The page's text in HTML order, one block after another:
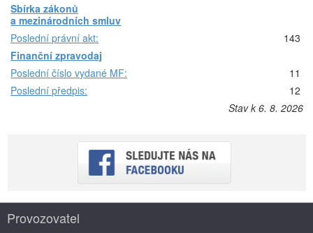
Sbírka zákonů
a mezinárodních smluv
Poslední právní akt:
143
Finanční zpravodaj
Poslední číslo vydané MF:
11
Poslední předpis:
12
Stav k 6. 8. 2026
Provozovatel